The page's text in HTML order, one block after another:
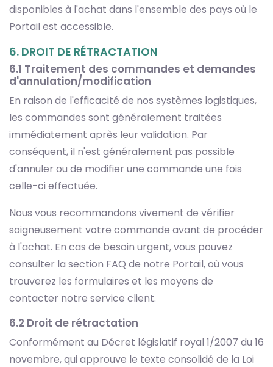
disponibles à l'achat dans l'ensemble des pays où le
Portail est accessible.
6. DROIT DE RÉTRACTATION
6.1 Traitement des commandes et demandes
d'annulation/modification
En raison de l'efficacité de nos systèmes logistiques,
les commandes sont généralement traitées
immédiatement après leur validation. Par
conséquent, il n'est généralement pas possible
d'annuler ou de modifier une commande une fois
celle-ci effectuée.
Nous vous recommandons vivement de vérifier
soigneusement votre commande avant de procéder
à l'achat. En cas de besoin urgent, vous pouvez
consulter la section FAQ de notre Portail, où vous
trouverez les formulaires et les moyens de
contacter notre service client.
6.2 Droit de rétractation
Conformément au Décret législatif royal 1/2007 du 16
novembre, qui approuve le texte consolidé de la Loi